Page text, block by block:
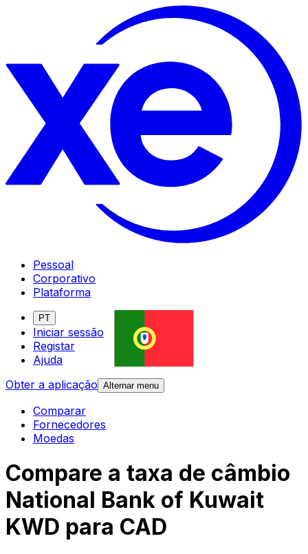
Pessoal
Corporativo
Plataforma
PT
Iniciar sessão
Registar
Ajuda
Obter a aplicação Alternar menu
Comparar
Fornecedores
Moedas
Compare a taxa de câmbio
National Bank of Kuwait
KWD para CAD